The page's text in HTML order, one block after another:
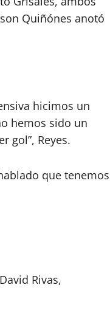
Quiñónes anotó
hicimos un
hemos sido un
gol”, Reyes.
que tenemos
Rivas,